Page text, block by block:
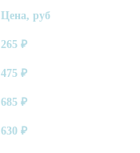
Цена, руб
265 ₽
475₽
685 ₽
630 ₽